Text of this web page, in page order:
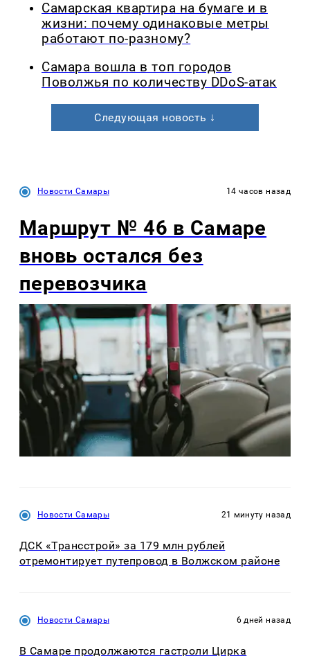
Самарская квартира на бумаге и в
жизни: почему одинаковые метры
работают по-разному?
Самара вошла в топ городов
Поволжья по количеству DDoS-атак
Следующая новость ↓
Новости Самары 14 часов назад
Маршрут № 46 в Самаре
вновь остался без
перевозчика
Новости Самары 21 минуту назад
ДСК «Трансстрой» за 179 млн рублей
отремонтирует путепровод в Волжском районе
Новости Самары 6 дней назад
В Самаре продолжаются гастроли Цирка